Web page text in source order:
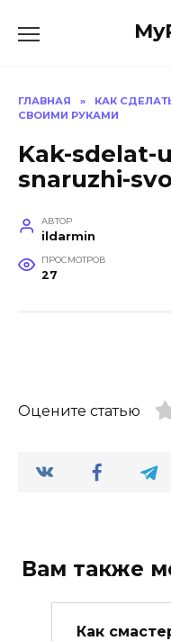
ГЛАВНАЯ »
КАК
СВОИМИ РУКАМИ
Kak-sdelat-
snaruzhi-
АВТОР
ildarmin
ПРОСМОТРОВ
27
Оцените статью
Вам также
Как